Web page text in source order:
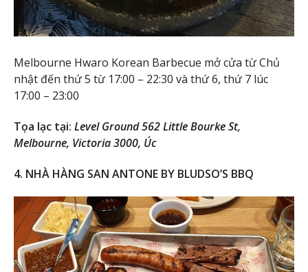
Melbourne Hwaro Korean Barbecue mở cửa từ Chủ
nhật đến thứ 5 từ 17:00 – 22:30 và thứ 6, thứ 7 lúc
17:00 – 23:00
Tọa lạc tại: Level Ground 562 Little Bourke St,
Melbourne, Victoria 3000, Úc
4. NHÀ HÀNG SAN ANTONE BY BLUDSO’S BBQ